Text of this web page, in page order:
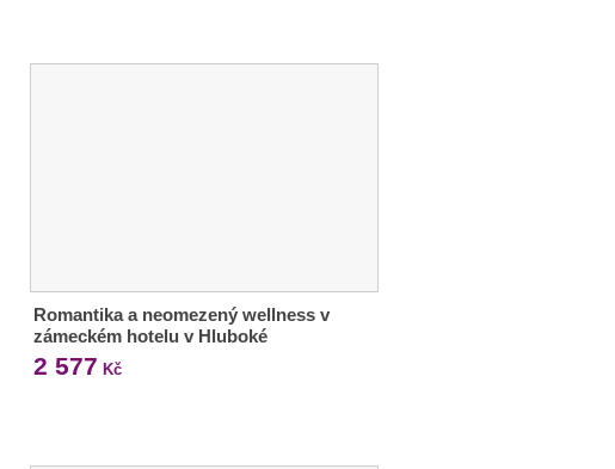
Romantika a neomezený wellness v
zámeckém hotelu v Hluboké
2 577 Kč